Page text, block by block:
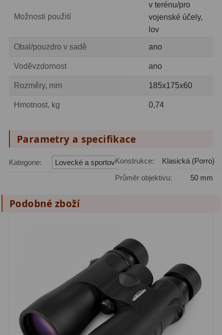
Domácí21
Astronomická literatura10
Možnosti použití
v terénu/pro
vojenské účely,
lov
Obal/pouzdro v sadě ano
Voděvzdornost ano
Rozměry, mm 185x175x60
Hmotnost, kg 0,74
Parametry a specifikace
Kategorie: Lovecké a sportovníKonstrukce:
Klasická (Porro)
Průměr objektivu:
50 mm
Podobné zboží